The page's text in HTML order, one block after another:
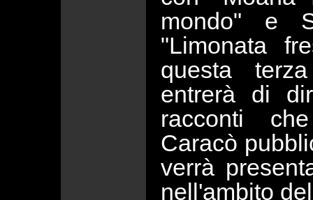
mondo" e
"Limonata
questa
entrerà di
racconti
Caracò
verrà
nell'ambito